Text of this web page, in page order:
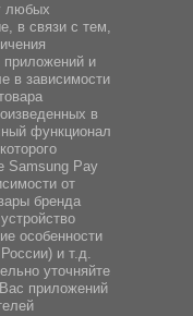
любых
в связи с тем,
приложений и
в зависимости
в
функционал
Samsung Pay
от
бренда
особенности
и т.д.
уточняйте
приложений